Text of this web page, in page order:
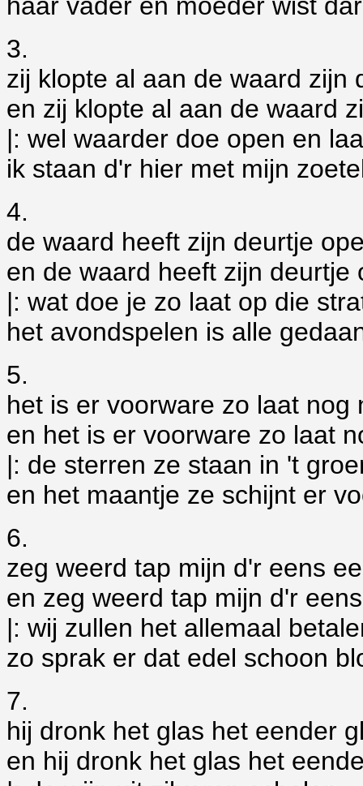
3.
zij klopte al aan de waard zijn
en zij klopte al aan de waard
|: wel waarder doe open en
ik staan d'r hier met mijn
4.
de waard heeft zijn deurtje
en de waard heeft zijn deurtje
|: wat doe je zo laat op die
het avondspelen is alle
5.
het is er voorware zo laat nog
en het is er voorware zo laat
|: de sterren ze staan in 't
en het maantje ze schijnt er
6.
zeg weerd tap mijn d'r eens
en zeg weerd tap mijn d'r
|: wij zullen het allemaal
zo sprak er dat edel schoon
7.
hij dronk het glas het eender
en hij dronk het glas het